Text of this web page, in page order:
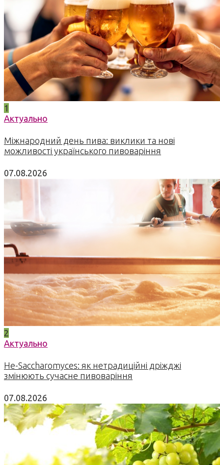
1
Актуально
Міжнародний день пива: виклики та нові
можливості українського пивоваріння
07.08.2026
2
Актуально
Не-Saccharomyces: як нетрадиційні дріжджі
змінюють сучасне пивоваріння
07.08.2026